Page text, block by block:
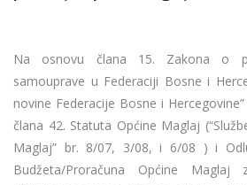
Na osnovu člana 15. Zakona o
samouprave u Federaciji Bosne i
novine Federacije Bosne i
člana 42. Statuta Općine Maglaj
Maglaj” br. 8/07, 3/08, i 6/08 ) i
Budžeta/Proračuna Općine Maglaj